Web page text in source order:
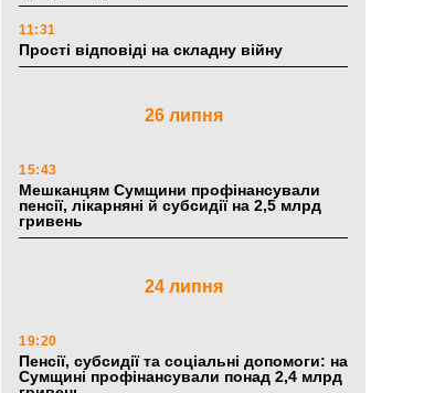
11:31
Прості відповіді на складну війну
26 липня
15:43
Мешканцям Сумщини профінансували
пенсії, лікарняні й субсидії на 2,5 млрд
гривень
24 липня
19:20
Пенсії, субсидії та соціальні допомоги: на
Сумщині профінансували понад 2,4 млрд